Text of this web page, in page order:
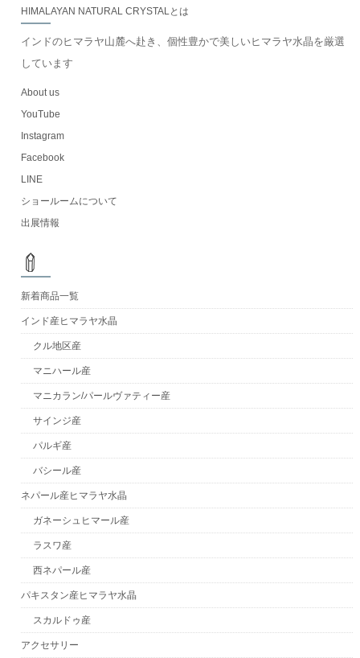
HIMALAYAN NATURAL CRYSTALとは
インドのヒマラヤ山麓へ赴き、個性豊かで美しいヒマラヤ水晶を厳選
しています
About us
YouTube
Instagram
Facebook
LINE
ショールームについて
出展情報
新着商品一覧
インド産ヒマラヤ水晶
クル地区産
マニハール産
マニカラン/パールヴァティー産
サインジ産
パルギ産
バシール産
ネパール産ヒマラヤ水晶
ガネーシュヒマール産
ラスワ産
西ネパール産
パキスタン産ヒマラヤ水晶
スカルドゥ産
アクセサリー